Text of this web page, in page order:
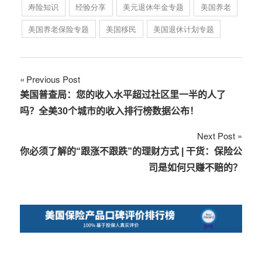
寿险知识 经验分享 美元退休年金专题
美国养老
美国养老保险专题
美国移民 美国退休计划专题
文
章
航
Previous Post
美国普查局：您的收入水平超过社区里一半的人了
吗？全美30个城市的收入排行榜数据公布！
Next Post
你必须了解的“跟涨不跟跌”的理财方式 | 干货：保险公
司是如何只赚不赔的？